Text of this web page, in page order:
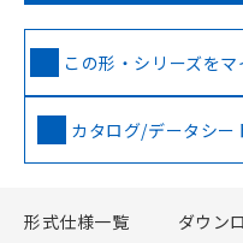
この形・シリーズを
カタログ/データシー
形式仕様一覧 ダウン